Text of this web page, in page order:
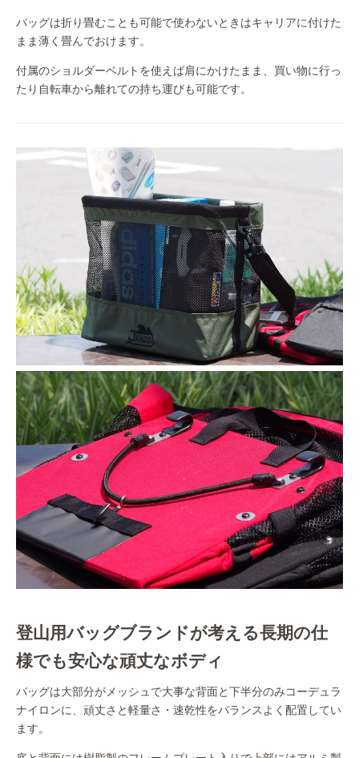
バッグは折り畳むことも可能で使わないときはキャリアに付けた
まま薄く畳んでおけます。
付属のショルダーベルトを使えば肩にかけたまま、買い物に行っ
たり自転車から離れての持ち運びも可能です。
登山用バッグブランドが考える長期の仕
様でも安心な頑丈なボディ
バッグは大部分がメッシュで大事な背面と下半分のみコーデュラ
ナイロンに、頑丈さと軽量さ・速乾性をバランスよく配置してい
ます。